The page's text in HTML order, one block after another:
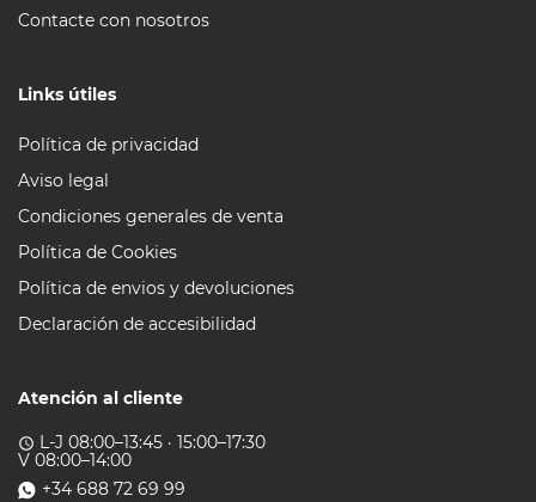
Contacte con nosotros
Links útiles
Política de privacidad
Aviso legal
Condiciones generales de venta
Política de Cookies
Política de envios y devoluciones
Declaración de accesibilidad
Atención al cliente
access_time L-J 08:00–13:45 · 15:00–17:30
V 08:00–14:00
+34 688 72 69 99